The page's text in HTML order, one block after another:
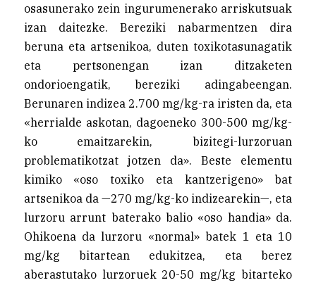
osasunerako zein ingurumenerako arriskutsuak
izan daitezke. Bereziki nabarmentzen dira
beruna eta artsenikoa, duten toxikotasunagatik
eta pertsonengan izan ditzaketen
ondorioengatik, bereziki adingabeengan.
Berunaren indizea 2.700 mg/kg-ra iristen da, eta
«herrialde askotan, dagoeneko 300-500 mg/kg-
ko emaitzarekin, bizitegi-lurzoruan
problematikotzat jotzen da». Beste elementu
kimiko «oso toxiko eta kantzerigeno» bat
artsenikoa da —270 mg/kg-ko indizearekin—, eta
lurzoru arrunt baterako balio «oso handia» da.
Ohikoena da lurzoru «normal» batek 1 eta 10
mg/kg bitartean edukitzea, eta berez
aberastutako lurzoruek 20-50 mg/kg bitarteko